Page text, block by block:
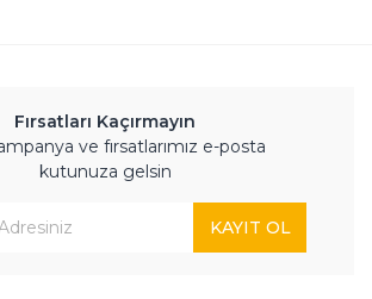
Fırsatları Kaçırmayın
ve fırsatlarımız e-posta
kutunuza gelsin
KAYIT OL